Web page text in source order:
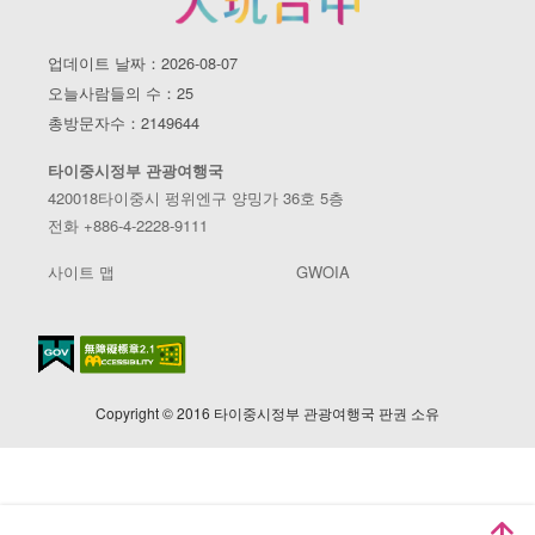
업데이트 날짜：2026-08-07
오늘사람들의 수：25
총방문자수：2149644
타이중시정부 관광여행국
420018타이중시 펑위엔구 양밍가 36호 5층
전화 +886-4-2228-9111
사이트 맵 GWOIA
Copyright © 2016 타이중시정부 관광여행국 판권 소유